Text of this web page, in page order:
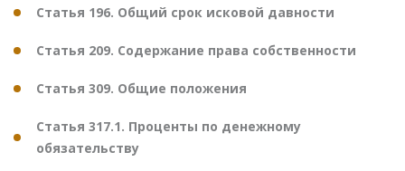
Статья 196. Общий срок исковой давности
Статья 209. Содержание права собственности
Статья 309. Общие положения
Статья 317.1. Проценты по денежному
обязательству